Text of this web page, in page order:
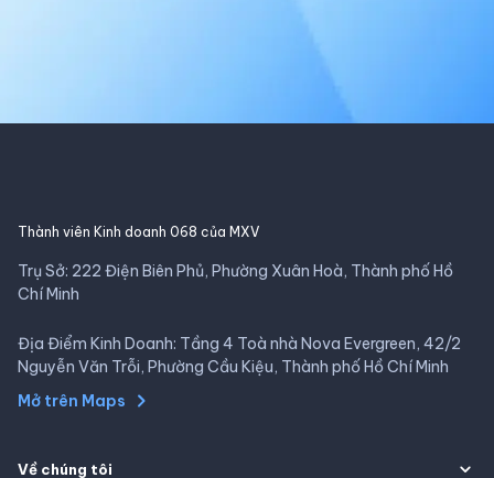
Thành viên Kinh doanh 068 của MXV
Trụ Sở: 222 Điện Biên Phủ, Phường Xuân Hoà, Thành phố Hồ
Chí Minh
Địa Điểm Kinh Doanh: Tầng 4 Toà nhà Nova Evergreen, 42/2
Nguyễn Văn Trỗi, Phường Cầu Kiệu, Thành phố Hồ Chí Minh
Mở trên Maps
Về chúng tôi